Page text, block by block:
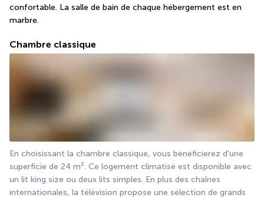
confortable. La salle de bain de chaque hébergement est en
marbre.
Chambre classique
En choisissant la chambre classique, vous bénéficierez d'une
superficie de 24 m². Ce logement climatisé est disponible avec
un lit king size ou deux lits simples. En plus des chaînes
internationales, la télévision propose une sélection de grands